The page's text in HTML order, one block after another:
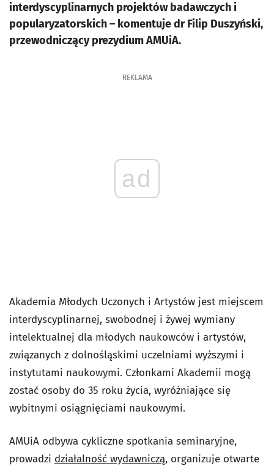
interdyscyplinarnych projektów badawczych i
popularyzatorskich – komentuje dr Filip Duszyński,
przewodniczący prezydium AMUiA.
REKLAMA
ad
Akademia Młodych Uczonych i Artystów jest miejscem
interdyscyplinarnej, swobodnej i żywej wymiany
intelektualnej dla młodych naukowców i artystów,
związanych z dolnośląskimi uczelniami wyższymi i
instytutami naukowymi. Członkami Akademii mogą
zostać osoby do 35 roku życia, wyróżniające się
wybitnymi osiągnięciami naukowymi.
AMUiA odbywa cykliczne spotkania seminaryjne,
prowadzi działalność wydawniczą, organizuje otwarte